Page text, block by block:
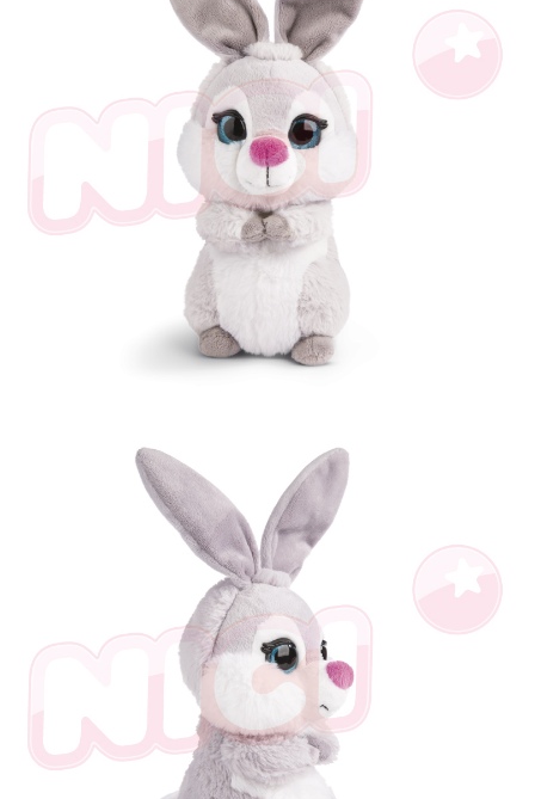
１．透過由恩沛科技股份有限公司提供之「AFTEE先享後付」服務完成之交
易，需依本服務之必要範圍內提供個人資料，並將交易相關給付款項請求債
權轉讓予恩沛科技股份有限公司。
２．關於個人資料處理事宜，請瀏覽以下網址：
https://aftee.tw/terms/#terms3
３．未成年的使用者請事先徵得法定代理人或監護人之同意方可使用
「AFTEE先享後付」，若未經同意申辦者引起之損失，本公司不負相關責
４．使用「AFTEE先享後付」時，將依據個別帳號之用戶狀況，依本公司即
時審查核予不同之上限額度；若仍有額度不足之情形，本公司將視審查結果
請求用戶進行身份認證。
５．嚴禁一人註冊多個帳號或使用他人資訊註冊。若發現惡意使用之情形，
恩沛科技股份有限公司將有權停止該用戶之使用額度並採取法律行動。